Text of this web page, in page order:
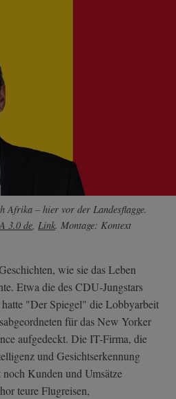
Afrika – hier vor der Landesflagge.
3.0 de, Link. Montage: Kontext
wie sie das Leben
Etwa die des CDU-Jungstars
"Der Spiegel" die Lobbyarbeit
für das New Yorker
aufgedeckt. Die IT-Firma, die
und Gesichtserkennung
Kunden und Umsätze
teure Flugreisen,